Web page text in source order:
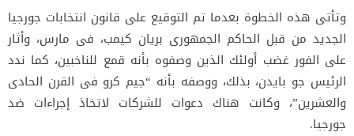
وتأتى هذه الخطوة بعدما تم التوقيع على قانون انتخابات جورجيا
الجديد من قبل الحاكم الجمهورى بريان كيمب، فى مارس، وأثار
على الفور غضب أولئك الذين وصفوه بأنه قمع للناخبين، كما ندد
الرئيس جو بايدن، بذلك، ووصفه بأنه “جيم كرو فى القرن الحادى
والعشرين”، وكانت هناك دعوات للشركات لاتخاذ إجراءات ضد
جورجيا.